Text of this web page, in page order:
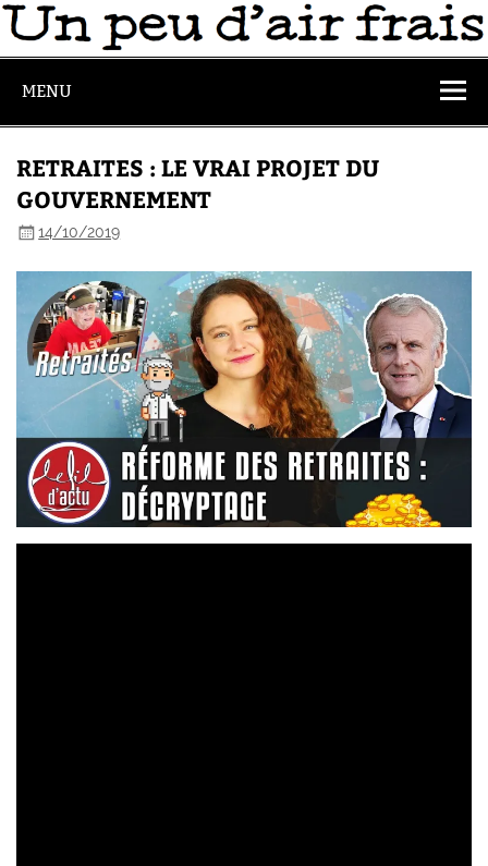
MENU
RETRAITES : LE VRAI PROJET DU
GOUVERNEMENT
14/10/2019